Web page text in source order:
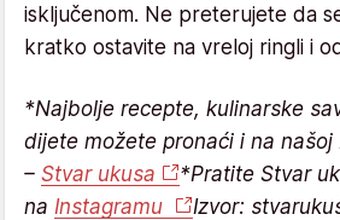
isključenom. Ne preterujete da
kratko ostavite na vreloj ringli i
*Najbolje recepte, kulinarske
dijete možete pronaći i na
– Stvar ukusa
*Pratite Stvar
na Instagramu Izvor: